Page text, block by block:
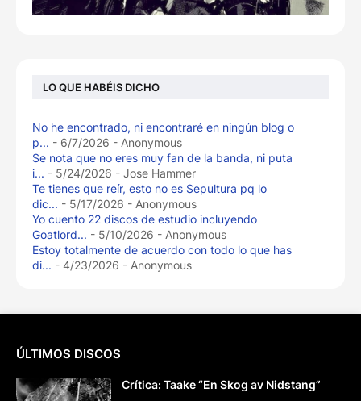
LO QUE HABÉIS DICHO
No he encontrado, ni encontraré en ningún blog o
p... - 6/7/2026 - Anonymous
Se nota que no eres muy fan de la banda, ni puta
i... - 5/24/2026 - Jose Hammer
Te tienes que reír, esto no es Sepultura pq lo
dic... - 5/17/2026 - Anonymous
Yo cuento 22 discos de estudio incluyendo
Goatlord... - 5/10/2026 - Anonymous
Estoy totalmente de acuerdo con todo lo que has
di... - 4/23/2026 - Anonymous
ÚLTIMOS DISCOS
Crítica: Taake “En Skog av Nidstang”